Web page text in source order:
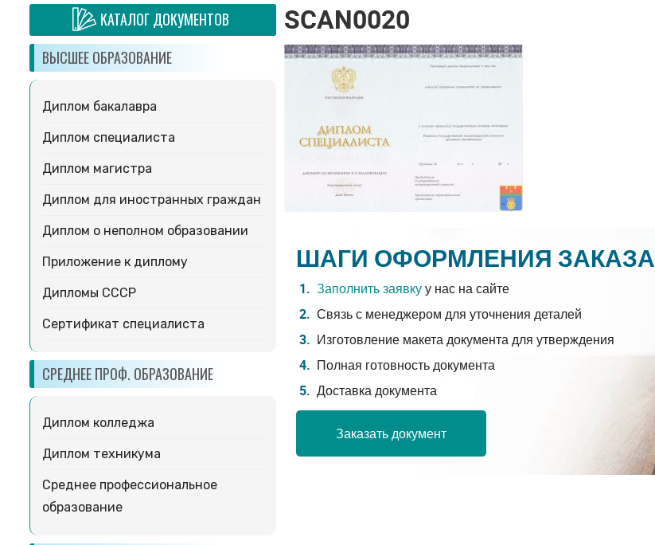
КАТАЛОГ ДОКУМЕНТОВ
ВЫСШЕЕ ОБРАЗОВАНИЕ
Диплом бакалавра
Диплом специалиста
Диплом магистра
Диплом для иностранных граждан
Диплом о неполном образовании
Приложение к диплому
Дипломы СССР
Сертификат специалиста
СРЕДНЕЕ ПРОФ. ОБРАЗОВАНИЕ
Диплом колледжа
Диплом техникума
Среднее профессиональное
образование
SCAN0020
ШАГИ ОФОРМЛЕНИЯ ЗАКАЗА
Заполнить заявкуу нас на сайте
Связь с менеджером для уточнения деталей
Изготовление макета документа для утверждения
Полная готовность документа
Доставка документа
Заказать документ